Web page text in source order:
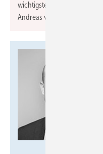
wichtigste Themen für die
Andreas von Thun